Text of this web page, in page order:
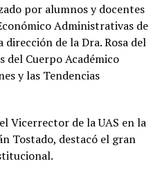
por alumnos y docentes
Administrativas de
dirección de la Dra. Rosa del
del Cuerpo Académico
y las Tendencias
Vicerrector de la UAS en la
Tostado, destacó el gran